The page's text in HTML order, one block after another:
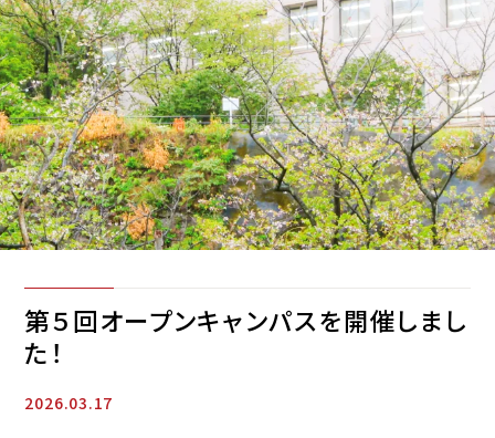
第５回オープンキャンパスを開催しまし
た！
2026.03.17